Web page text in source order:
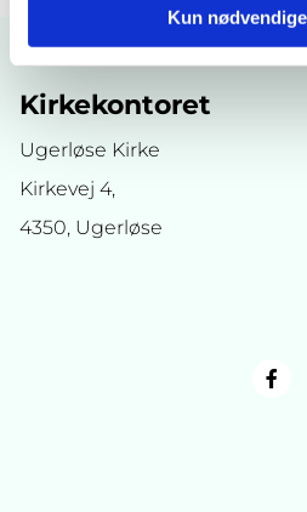
Kun
Kirkekontoret
Ugerløse Kirke
Kirkevej 4,
4350, Ugerløse